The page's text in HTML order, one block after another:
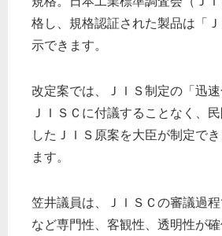
格し、規格認証された製品は「
示できます。
改定案では、ＪＩＳ制定の「迅速
ＪＩＳＣに付議することなく、
したＪＩＳ原案を大臣が制定で
ます。
笠井議員は、ＪＩＳＣの審議過
など専門性、客観性、透明性が